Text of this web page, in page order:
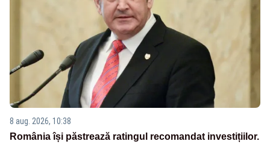
8 aug. 2026, 10:38
România își păstrează ratingul recomandat investițiilor.